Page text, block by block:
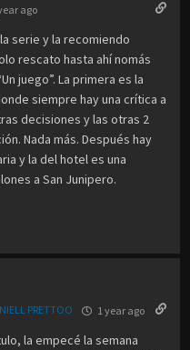
ago
serie y la recomiendo
rescato hasta ahí nomás
juego”. La primera es la
siempre hay una crítica a
decisiones y las otras 2
Nada más. Después hay
y la del hotel es una
a San Junipero.
PRETTOO 1 year ago
la empecé la semana